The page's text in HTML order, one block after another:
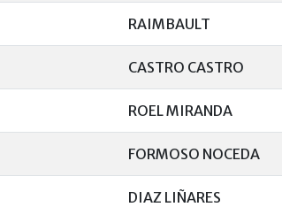
RAIMBAULT
CASTRO CASTRO
ROEL MIRANDA
FORMOSO NOCEDA
DIAZ LIÑARES